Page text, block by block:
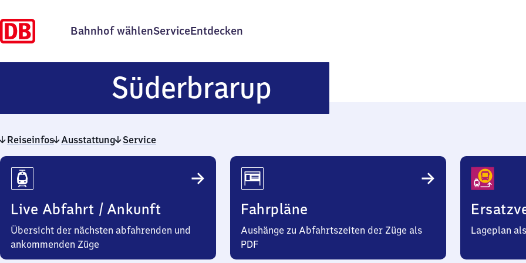
Bahnhof wählenServiceEntdecken
Süderbrarup
Reiseinfos Ausstattung Service
Reiseinfos
Live Abfahrt / Ankunft
Übersicht der nächsten abfahrenden und
ankommenden Züge
Fahrpläne
Aushänge zu Abfahrtszeiten der Züge als
PDF
Lageplan